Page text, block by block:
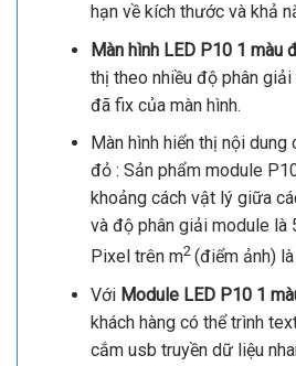
hạn về kích thước và khả
Màn hình LED P10 1 màu
thị theo nhiều độ phân
đã fix của màn hình.
Màn hình hiển thị nội dung
đỏ : Sản phẩm module
khoảng cách vật lý giữa
và độ phân giải module là
Pixel trên m2 (điểm ảnh)
Với Module LED P10 1
khách hàng có thể trình
cắm usb truyền dữ liệu